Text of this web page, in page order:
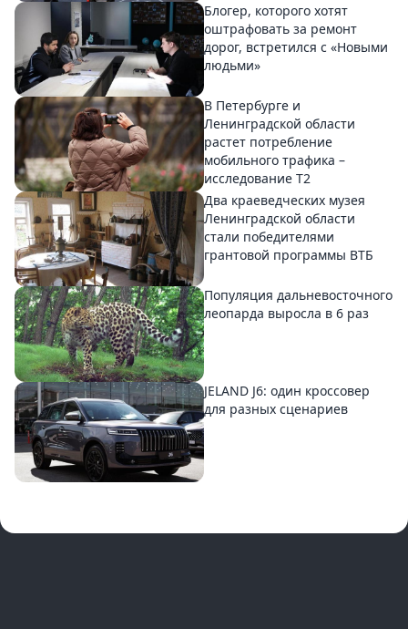
Блогер, которого хотят
оштрафовать за ремонт
дорог, встретился с «Новыми
людьми»
В Петербурге и
Ленинградской области
растет потребление
мобильного трафика –
исследование T2
Два краеведческих музея
Ленинградской области
стали победителями
грантовой программы ВТБ
Популяция дальневосточного
леопарда выросла в 6 раз
JELAND J6: один кроссовер
для разных сценариев